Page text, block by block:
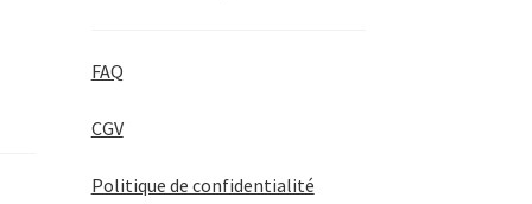
FAQ
CGV
Politique de confidentialité